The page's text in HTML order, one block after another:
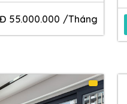
55.000.000 /Tháng